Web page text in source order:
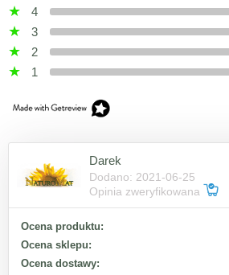
4
3
2
1
Darek
Dodano: 2021-06-25
Opinia zweryfikowana
Ocena produktu:
Ocena sklepu:
Ocena dostawy: